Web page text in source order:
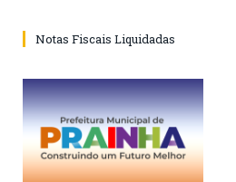
Notas Fiscais Liquidadas